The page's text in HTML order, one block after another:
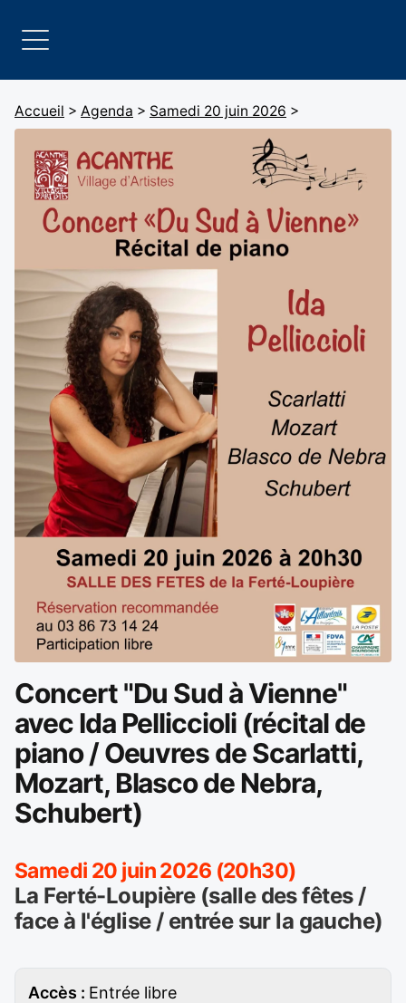
Accueil > Agenda > Samedi 20 juin 2026 >
Concert "Du Sud à Vienne"
avec Ida Pelliccioli (récital de
piano / Oeuvres de Scarlatti,
Mozart, Blasco de Nebra,
Schubert)
Samedi 20 juin 2026 (20h30)
La Ferté-Loupière (salle des fêtes /
face à l'église / entrée sur la gauche)
Accès : Entrée libre